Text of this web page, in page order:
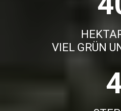
VIEL GRÜN